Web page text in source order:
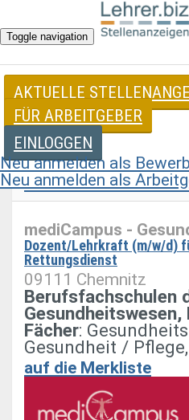
Toggle navigation
AKTUELLE
FÜR ARBEITGEBER
EINLOGGEN
Neu anmelden als
Neu anmelden als
SACHSEN:
AUSWAHL FILTERN
SUCHE ALS
mediCampus -
Dozent/Lehrkraft (m/w/d)
Rettungsdienst
09111 Chemnitz
Berufsfachschulen
Fächer:
Gesundheit /
auf die Merkliste